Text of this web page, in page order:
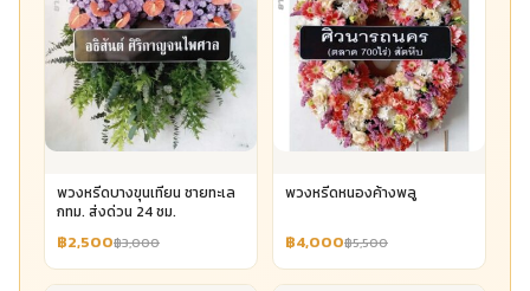
พวงหรีดบางขุนเทียน ชายทะเล
กทม. ส่งด่วน 24 ชม.
฿2,500฿3,000
พวงหรีดหนองค้างพลู
฿4,000฿5,500